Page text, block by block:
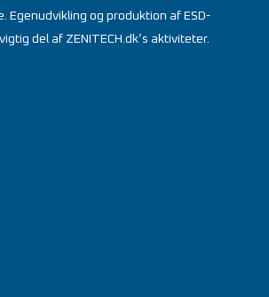
Egenudvikling og produktion af ESD-
del af ZENITECH.dk’s aktiviteter.